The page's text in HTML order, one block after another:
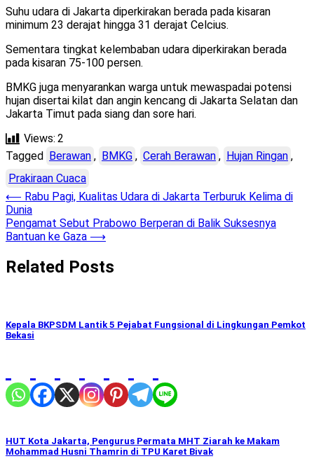
Suhu udara di Jakarta diperkirakan berada pada kisaran
minimum 23 derajat hingga 31 derajat Celcius.
Sementara tingkat kelembaban udara diperkirakan berada
pada kisaran 75-100 persen.
BMKG juga menyarankan warga untuk mewaspadai potensi
hujan disertai kilat dan angin kencang di Jakarta Selatan dan
Jakarta Timut pada siang dan sore hari.
Views: 2
Tagged Berawan , BMKG , Cerah Berawan , Hujan Ringan ,
Prakiraan Cuaca
Post
navigation
⟵ Rabu Pagi, Kualitas Udara di Jakarta Terburuk Kelima di
Dunia
Pengamat Sebut Prabowo Berperan di Balik Suksesnya
Bantuan ke Gaza ⟶
Related Posts
Kepala BKPSDM Lantik 5 Pejabat Fungsional di Lingkungan Pemkot
Bekasi
HUT Kota Jakarta, Pengurus Permata MHT Ziarah ke Makam
Mohammad Husni Thamrin di TPU Karet Bivak